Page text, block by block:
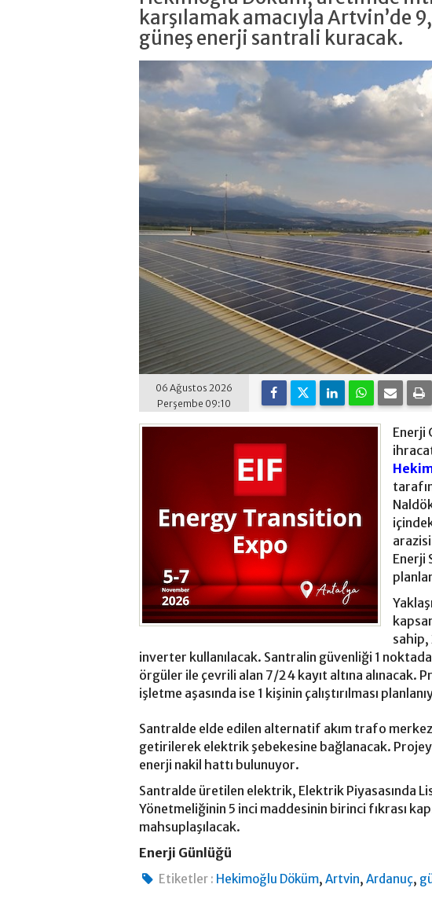
karşılamak amacıyla Artvin’de
güneş enerji santrali kuracak.
06 Ağustos 2026
Perşembe 09:10
Enerji
Enerji
inverter kullanılacak. Santralin güvenliği 1
örgüler ile çevrili alan 7/24 kayıt altına alınacak.
işletme aşasında ise 1 kişinin çalıştırılması
Santralde elde edilen alternatif akım trafo
getirilerek elektrik şebekesine bağlanacak.
enerji nakil hattı bulunuyor.
Santralde üretilen elektrik, Elektrik Piyasasında
Yönetmeliğinin 5 inci maddesinin birinci fıkrası
mahsuplaşılacak.
Enerji Günlüğü
Etiketler : Hekimoğlu Döküm,Artvin,Ardanuç,